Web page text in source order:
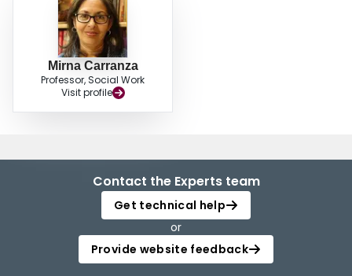
Mirna Carranza
Professor, Social Work
Visit profile
Contact the Experts team
Get technical help
or
Provide website feedback